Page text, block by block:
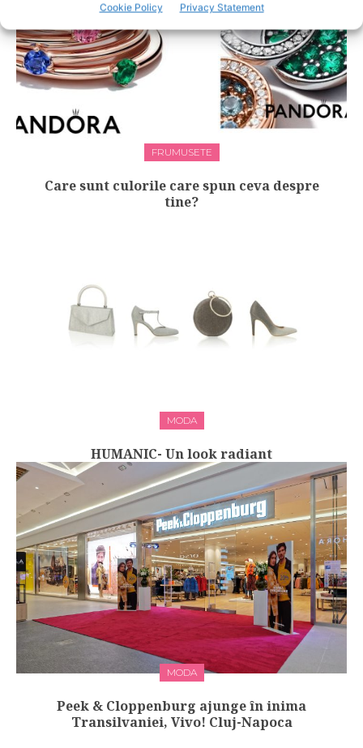
Cookie Policy Privacy Statement
FRUMUSETE
Care sunt culorile care spun ceva despre
tine?
MODA
HUMANIC- Un look radiant
MODA
Peek & Cloppenburg ajunge în inima
Transilvaniei, Vivo! Cluj-Napoca